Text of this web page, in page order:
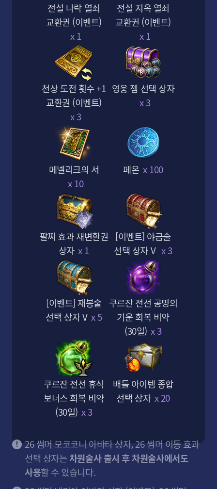
고객센터 유튜브
그
이용약관 개인정보처리방침
운영정책
이벤트&UGC규약
청소년보호정책 게임이용등급
고객센터
PC버전 오픈 API
주소 경기도 성남시 분당구 판교로 344, 6,7층(삼평동, 스마일게이트캠퍼스)
통신판매업 신고번호
2022-성남분당A-1071
1670-1373 E lostark@smilegate.com F 031-627-0400
© Smilegate All rights reserved.
전설 나락 열쇠
교환권 (이벤트)
x 1
전설 지옥 열쇠
교환권 (이벤트)
x 1
천상 도전 횟수 +1
교환권 (이벤트)
x 3
영웅 젬 선택 상자
x 3
메넬리크의 서
x 10
페온 x 100
팔찌 효과 재변환권
상자 x 1
[이벤트] 야금술
선택 상자 V x 3
[이벤트] 재봉술
선택 상자 V x 5
쿠르잔 전선 공명의
기운 회복 비약
(30일) x 3
쿠르잔 전선 휴식
보너스 회복 비약
(30일) x 3
배틀 아이템 종합
선택 상자 x 20
26 썸머 모코코니 아바타 상자, 26 썸머 이동 효과
선택 상자는차원술사 출시 후 차원술사에서도
사용할 수 있습니다.